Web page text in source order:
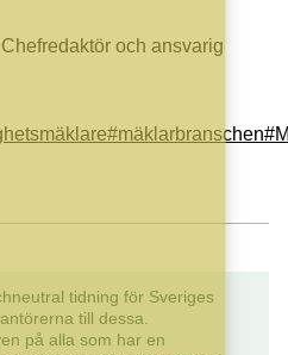
Chefredaktör och ansvarig
#mäklarbranschen
tidning för Sveriges
till dessa.
på alla som har en